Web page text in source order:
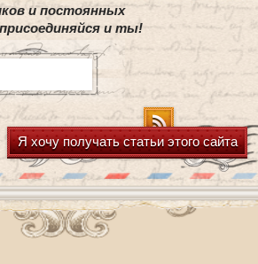
и постоянных
и ты!
Я хочу получать статьи этого сайта